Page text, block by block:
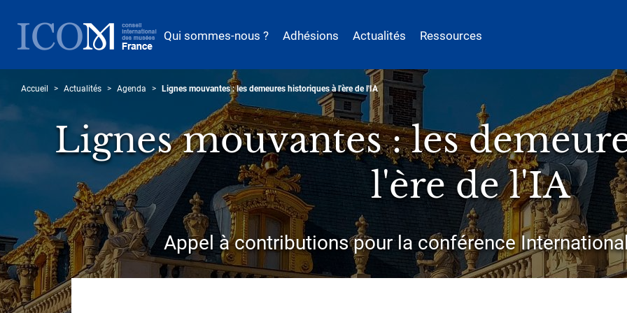
contenu
principal
Qui sommes-nous ? Adhésions Actualités Ressources
Accueil Actualités Agenda Lignes mouvantes : les demeures historiques à l'ère de l'IA
Lignes mouvantes : les
l'ère de l'IA
Sous-
titre
Appel à contributions pour la conférence